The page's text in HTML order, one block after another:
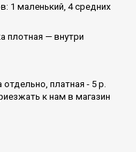
1 маленький, 4 средних
плотная — внутри
платная - 5 р.
к нам в магазин